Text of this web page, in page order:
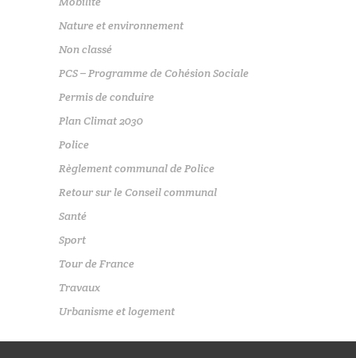
Nature et environnement
Non classé
PCS – Programme de Cohésion Sociale
Permis de conduire
Plan Climat 2030
Police
Règlement communal de Police
Retour sur le Conseil communal
Santé
Sport
Tour de France
Travaux
Urbanisme et logement